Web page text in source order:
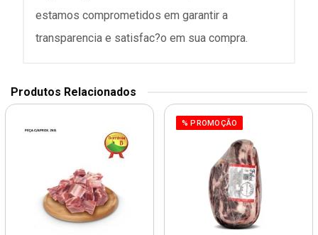
estamos comprometidos em garantir a
transparencia e satisfac?o em sua compra.
Produtos Relacionados
% PROMOÇÃO